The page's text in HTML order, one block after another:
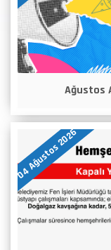
Ağustos
04 Ağustos 2026